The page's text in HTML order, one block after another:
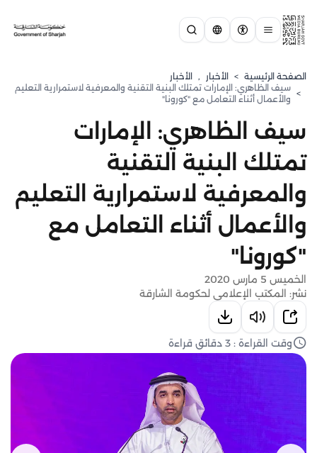
الصفحة الرئيسية > الأخبار , الأخبار
>
سيف الظاهري: الإمارات تمتلك البنية التقنية والمعرفية لاستمرارية التعليم
والأعمال أثناء التعامل مع "كورونا"
سيف الظاهري: الإمارات
تمتلك البنية التقنية
والمعرفية لاستمرارية التعليم
والأعمال أثناء التعامل مع
"كورونا"
الخميس 5 مارس 2020
نشر: المكتب الإعلامي لحكومة الشارقة
وقت القراءة : 3 دقائق قراءة